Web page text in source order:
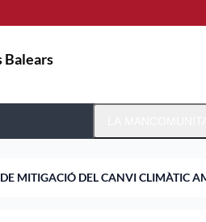
Balears
MITIGACIÓ DEL CANVI CLIMÀTIC